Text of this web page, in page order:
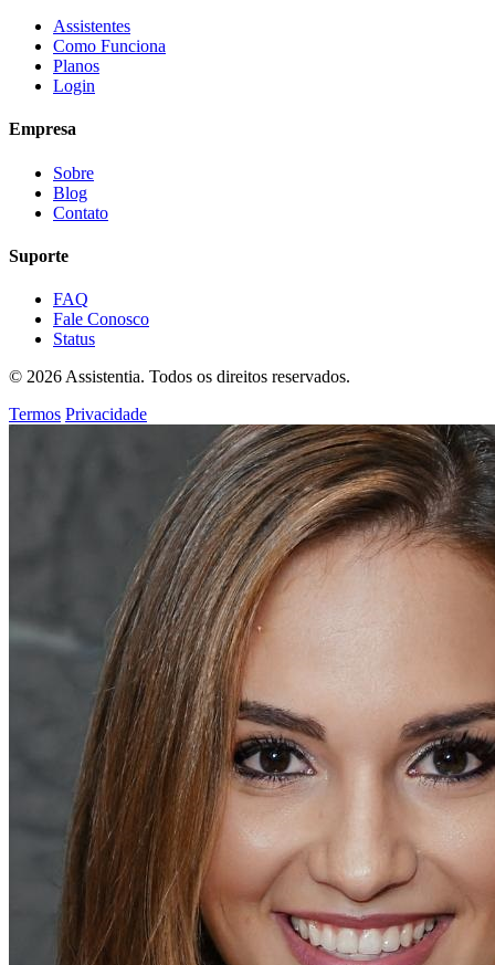
Assistentes
Como Funciona
Planos
Login
Empresa
Sobre
Blog
Contato
Suporte
FAQ
Fale Conosco
Status
© 2026 Assistentia. Todos os direitos reservados.
Termos Privacidade